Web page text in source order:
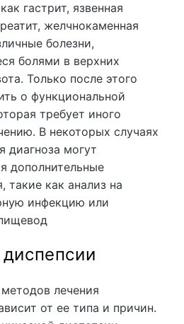
гастрит, язвенная
желчнокаменная
болезни,
болями в верхних
Только после этого
о функциональной
требует иного
В некоторых случаях
диагноза могут
дополнительные
такие как анализ на
инфекцию или
лечения
от ее типа и причин.